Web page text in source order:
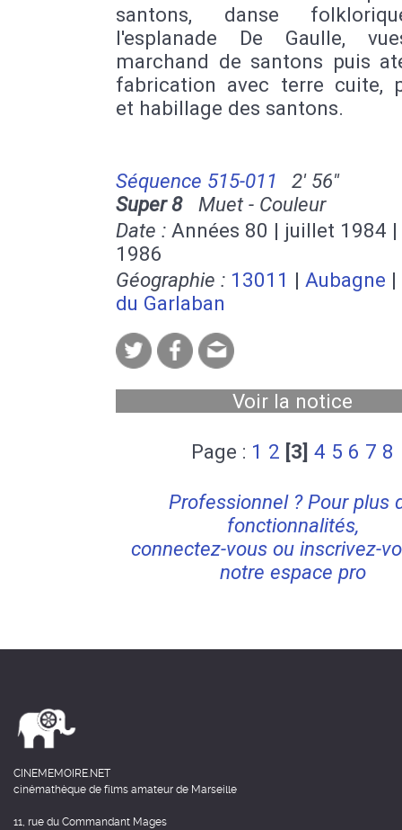
santons, danse
l'esplanade De Gaulle,
marchand de santons puis
fabrication avec terre cuite,
et habillage des santons.
Séquence 515-011
2' 56''
Super 8Muet - Couleur
Date : Années 80 | juillet 1984
1986
Géographie : 13011 | Aubagne |
du Garlaban
Voir la notice
Page : 1 2 [3] 4 5 6 7 8
Professionnel ? Pour plus
fonctionnalités,
connectez-vous ou inscrivez-
notre espace pro
CINEMEMOIRE.NET
cinémathèque de films amateur de Marseille
11, rue du Commandant Mages